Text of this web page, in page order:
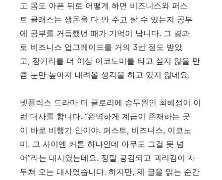
고 몸도 아픈 뒤로 어떻게 하면 비즈니스와 퍼스
트 클래스는 생돈을 다 안 주고 탈 수 있는지 공부
에 공부를 거듭했던 때가 기억이 납니다. 그 결과
로 비즈니스 업그레이드를 거의 3번 정도 받았
고, 장거리를 더 이상 이코노미를 타고 싶지 않을 만
큼 눈만 높아져 내려올 생각을 하고 있지 않네요.
넷플릭스 드라마 더 글로리에 승무원인 최혜정이 이
런 대사를 합니다. “완벽하게 계급이 존재하는 곳
이 바로 비행기 안이야. 퍼스트, 비즈니스, 이코노
미. 그 사이엔 커튼 하나인데 아무도 그걸 못 넘
어”라는 대사였는데요. 정말 공감되고 괴리감이 사
무쳐 오는 대사였습니다. 하지만, 제 글을 읽는 순간